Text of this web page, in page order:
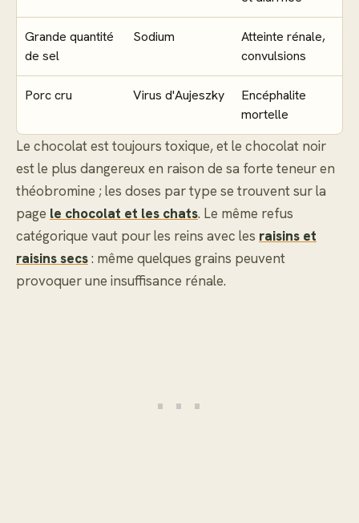
Grande quantité
de sel
Sodium
Atteinte rénale,
convulsions
Porc cru Virus d'Aujeszky
Encéphalite
mortelle
Le chocolat est toujours toxique, et le chocolat noir
est le plus dangereux en raison de sa forte teneur en
théobromine ; les doses par type se trouvent sur la
page le chocolat et les chats. Le même refus
catégorique vaut pour les reins avec les raisins et
raisins secs: même quelques grains peuvent
provoquer une insuffisance rénale.